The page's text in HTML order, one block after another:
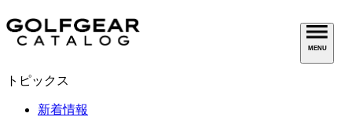
MENU
トピックス
新着情報